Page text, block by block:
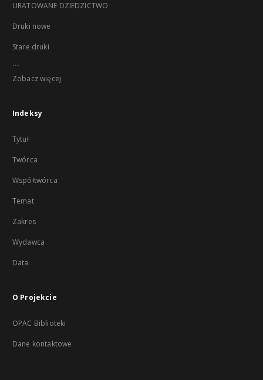
URATOWANE DZIEDZICTWO
Druki nowe
Stare druki
...
Zobacz więcej
Indeksy
Tytuł
Twórca
Współtwórca
Temat
Zakres
Wydawca
Data
O Projekcie
OPAC Biblioteki
Dane kontaktowe